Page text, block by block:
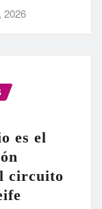
2026
es el
circuito